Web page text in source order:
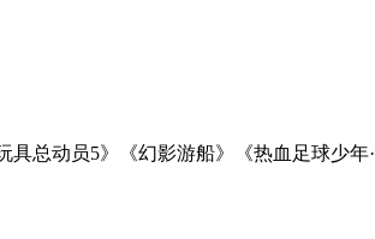
总动员5》《幻影游船》《热血足球少年